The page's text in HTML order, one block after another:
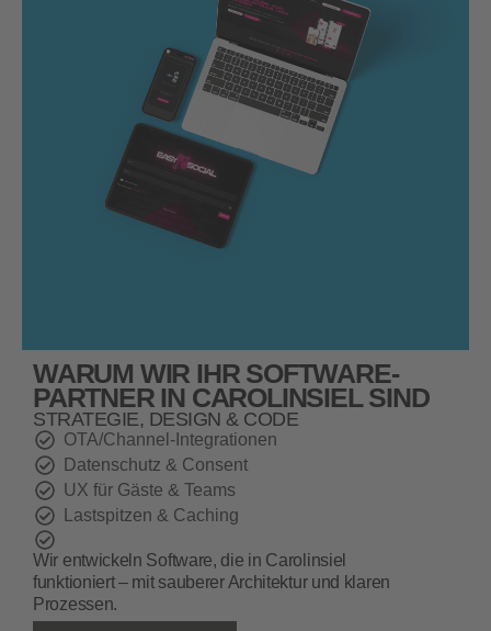
WARUM WIR IHR SOFTWARE-
PARTNER IN CAROLINSIEL SIND
STRATEGIE, DESIGN & CODE
OTA/Channel‑Integrationen
Datenschutz & Consent
UX für Gäste & Teams
Lastspitzen & Caching
Wir entwickeln Software, die in Carolinsiel
funktioniert – mit sauberer Architektur und klaren
Prozessen.